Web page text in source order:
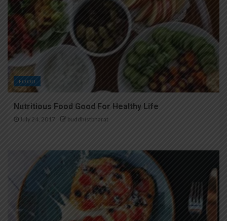
FOOD
Nutritious Food Good For Healthy Life
July 24, 2017 buddhistbharat